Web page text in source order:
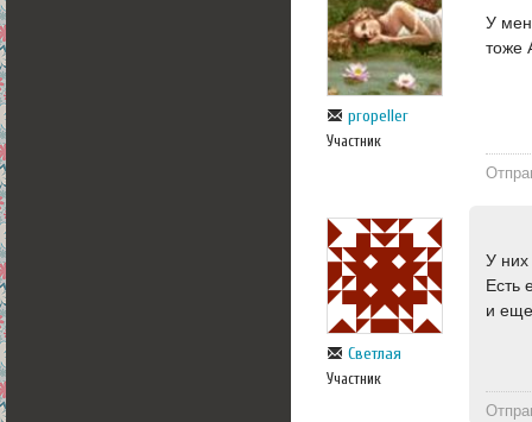
propeller
Участник
У
тоже
Светлая
Участник
У них
Есть
и